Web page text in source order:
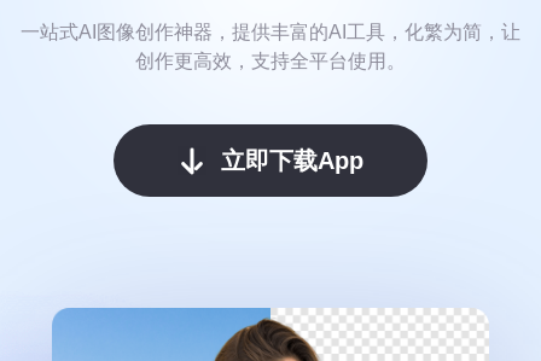
一站式AI图像创作神器，提供丰富的AI工具，化繁为简，让
创作更高效，支持全平台使用。
立即下载App